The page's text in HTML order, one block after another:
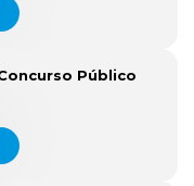
Público